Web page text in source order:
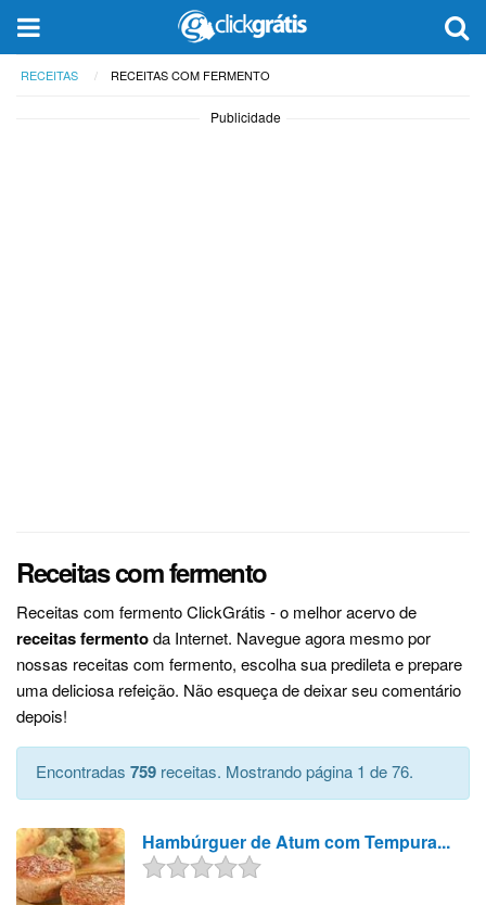
RECEITAS RECEITAS COM FERMENTO
Publicidade
Receitas com fermento
Receitas com fermento ClickGrátis - o melhor acervo de
receitas fermentoda Internet. Navegue agora mesmo por
nossas receitas com fermento, escolha sua predileta e prepare
uma deliciosa refeição. Não esqueça de deixar seu comentário
depois!
Encontradas 759 receitas. Mostrando página 1 de 76.
Hambúrguer de Atum com Tempura...